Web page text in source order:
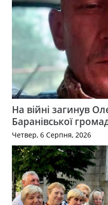
На війні загинув
Баранівської
Четвер, 6 Серпня, 2026